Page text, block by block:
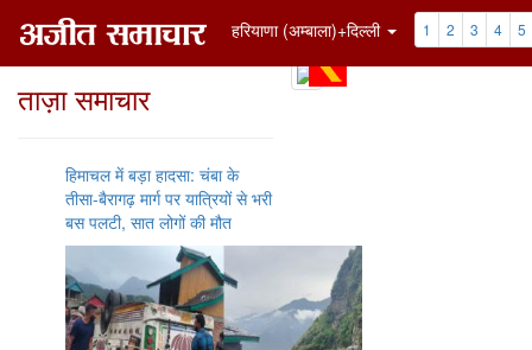
हरियाणा (अम्बाला)+दिल्ली 1 2 3 4 5
ताज़ा समाचार
हिमाचल में बड़ा हादसा: चंबा के
तीसा-बैरागढ़ मार्ग पर यात्रियों से भरी
बस पलटी, सात लोगों की मौत